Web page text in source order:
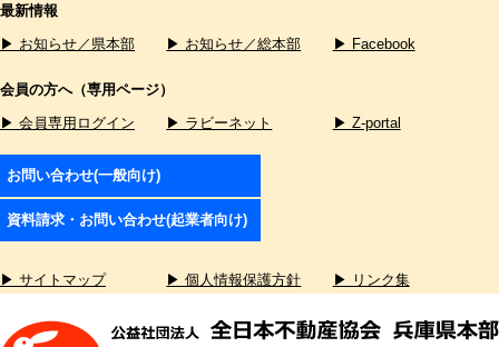
最新情報
▶ お知らせ／県本部
▶ お知らせ／総本部 ▶ Facebook
会員の方へ（専用ページ）
▶ 会員専用ログイン
▶ ラビーネット ▶ Z-portal
お問い合わせ(一般向け)
資料請求・お問い合わせ(起業者向け)
▶ サイトマップ ▶ 個人情報保護方針 ▶ リンク集